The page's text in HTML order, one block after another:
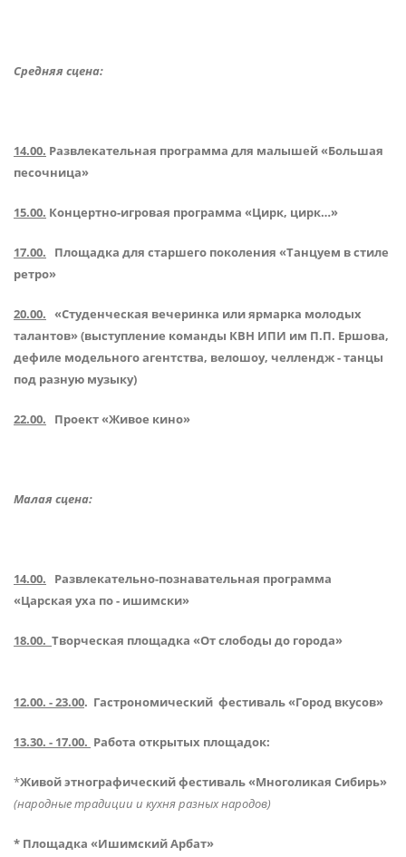
Средняя сцена:
14.00. Развлекательная программа для малышей «Большая
песочница»
15.00. Концертно-игровая программа «Цирк, цирк…»
17.00.
Площадка для старшего поколения «Танцуем в стиле
ретро»
20.00. «Студенческая вечеринка или ярмарка молодых
талантов» (выступление команды КВН ИПИ им П.П. Ершова,
дефиле модельного агентства, велошоу, челлендж - танцы
под разную музыку)
22.00. Проект «Живое кино»
Малая сцена:
14.00. Развлекательно-познавательная программа
«Царская уха по - ишимски»
18.00. Творческая площадка «От слободы до города»
12.00. - 23.00. Гастрономический фестиваль «Город вкусов»
13.30. - 17.00. Работа открытых площадок:
*Живой этнографический фестиваль «Многоликая Сибирь»
(народные традиции и кухня разных народов)
* Площадка «Ишимский Арбат»